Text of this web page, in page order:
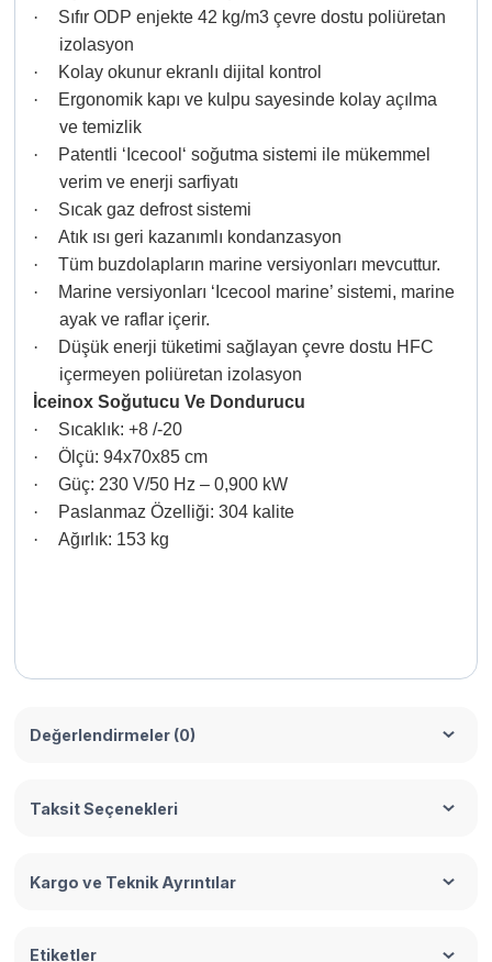
·
Sıfır ODP enjekte 42 kg/m3 çevre dostu poliüretan
izolasyon
·
Kolay okunur ekranlı dijital kontrol
·
Ergonomik kapı ve kulpu sayesinde kolay açılma
ve temizlik
·
Patentli ‘Icecool‘ soğutma sistemi ile mükemmel
verim ve enerji sarfiyatı
·
Sıcak gaz defrost sistemi
·
Atık ısı geri kazanımlı kondanzasyon
·
Tüm buzdolapların marine versiyonları mevcuttur.
·
Marine versiyonları ‘Icecool marine’ sistemi, marine
ayak ve raflar içerir.
·
Düşük enerji tüketimi sağlayan çevre dostu HFC
içermeyen poliüretan izolasyon
İceinox Soğutucu Ve Dondurucu
·
Sıcaklık: +8 /-20
·
Ölçü: 94x70x85 cm
·
Güç: 230 V/50 Hz – 0,900 kW
·
Paslanmaz Özelliği: 304 kalite
·
Ağırlık: 153 kg
Değerlendirmeler (0)
Taksit Seçenekleri
Kargo ve Teknik Ayrıntılar
Etiketler